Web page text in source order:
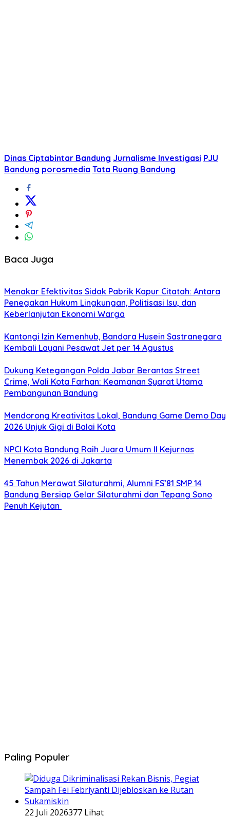
Dinas Ciptabintar Bandung Jurnalisme Investigasi PJU
Bandung porosmedia Tata Ruang Bandung
Baca Juga
Menakar Efektivitas Sidak Pabrik Kapur Citatah: Antara
Penegakan Hukum Lingkungan, Politisasi Isu, dan
Keberlanjutan Ekonomi Warga
Kantongi Izin Kemenhub, Bandara Husein Sastranegara
Kembali Layani Pesawat Jet per 14 Agustus
Dukung Ketegangan Polda Jabar Berantas Street
Crime, Wali Kota Farhan: Keamanan Syarat Utama
Pembangunan Bandung
Mendorong Kreativitas Lokal, Bandung Game Demo Day
2026 Unjuk Gigi di Balai Kota
NPCI Kota Bandung Raih Juara Umum II Kejurnas
Menembak 2026 di Jakarta
45 Tahun Merawat Silaturahmi, Alumni FS’81 SMP 14
Bandung Bersiap Gelar Silaturahmi dan Tepang Sono
Penuh Kejutan
Paling Populer
22 Juli 2026377 Lihat